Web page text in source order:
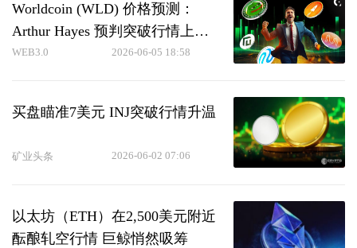
Worldcoin (WLD) 价格预测：
Arthur Hayes 预判突破行情上看
10美元
WEB3.0 2026-06-05 18:58
买盘瞄准7美元 INJ突破行情升温
矿业头条 2026-06-02 07:06
以太坊（ETH）在2,500美元附近
酝酿轧空行情 巨鲸悄然吸筹